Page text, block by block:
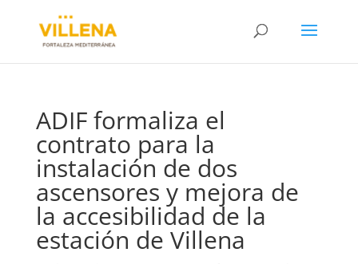
ADIF formaliza el
contrato para la
instalación de dos
ascensores y mejora de
la accesibilidad de la
estación de Villena